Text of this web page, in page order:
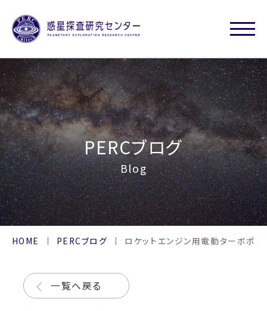
PERCブログ
Blog
HOME PERCブログ ロケットエンジン用電動ターボポン
一覧へ戻る